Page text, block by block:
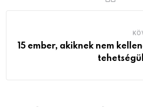
15 ember, akiknek nem